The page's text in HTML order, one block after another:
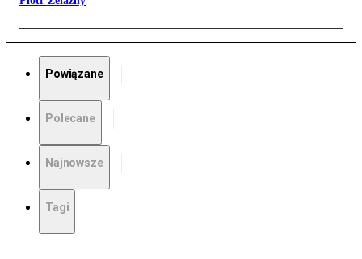
Powiązane
Polecane
Najnowsze
Tagi